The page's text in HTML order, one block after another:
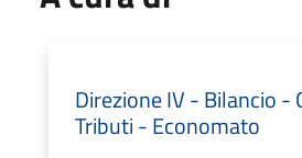
Direzione IV - Bilancio -
Tributi - Economato